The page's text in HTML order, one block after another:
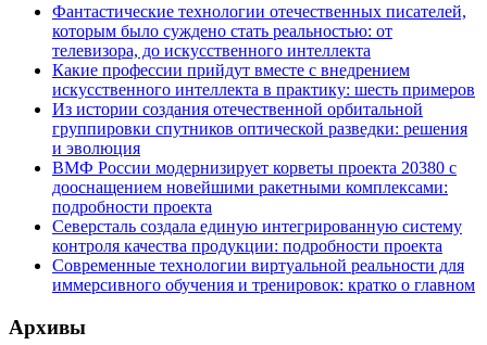
Фантастические технологии отечественных писателей,
которым было суждено стать реальностью: от
телевизора, до искусственного интеллекта
Какие профессии прийдут вместе с внедрением
искусственного интеллекта в практику: шесть примеров
Из истории создания отечественной орбитальной
группировки спутников оптической разведки: решения
и эволюция
ВМФ России модернизирует корветы проекта 20380 с
дооснащением новейшими ракетными комплексами:
подробности проекта
Северсталь создала единую интегрированную систему
контроля качества продукции: подробности проекта
Современные технологии виртуальной реальности для
иммерсивного обучения и тренировок: кратко о главном
Архивы